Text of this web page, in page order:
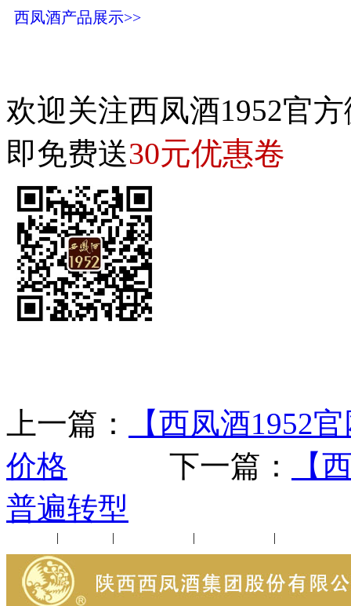
西凤酒产品展示>>
欢迎关注西凤酒1952官
即免费送30元优惠卷
上一篇：
【西凤酒1952
价格 下一篇：
【
普遍转型
| | | |